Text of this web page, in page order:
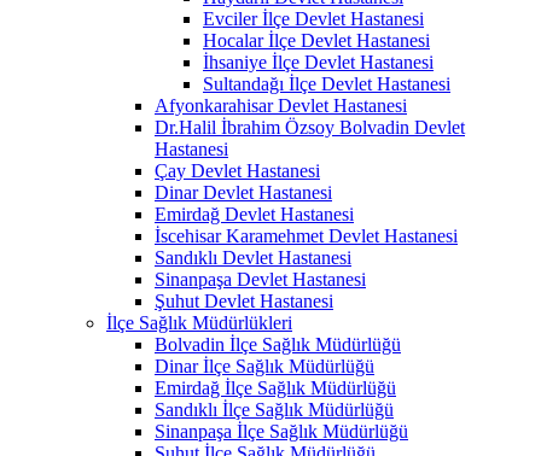
Evciler İlçe Devlet Hastanesi
Hocalar İlçe Devlet Hastanesi
İhsaniye İlçe Devlet Hastanesi
Sultandağı İlçe Devlet Hastanesi
Afyonkarahisar Devlet Hastanesi
Dr.Halil İbrahim Özsoy Bolvadin Devlet
Hastanesi
Çay Devlet Hastanesi
Dinar Devlet Hastanesi
Emirdağ Devlet Hastanesi
İscehisar Karamehmet Devlet Hastanesi
Sandıklı Devlet Hastanesi
Sinanpaşa Devlet Hastanesi
Şuhut Devlet Hastanesi
İlçe Sağlık Müdürlükleri
Bolvadin İlçe Sağlık Müdürlüğü
Dinar İlçe Sağlık Müdürlüğü
Emirdağ İlçe Sağlık Müdürlüğü
Sandıklı İlçe Sağlık Müdürlüğü
Sinanpaşa İlçe Sağlık Müdürlüğü